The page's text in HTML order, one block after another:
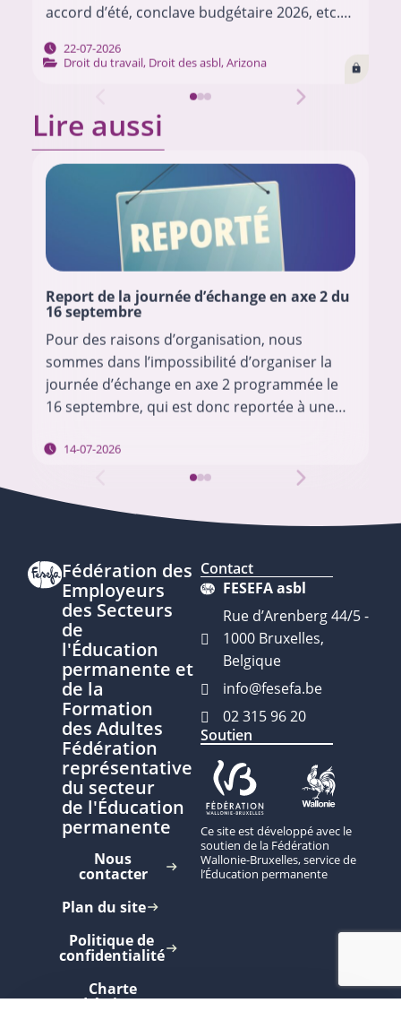
accord d’été, conclave budgétaire 2026, etc.)
Chacun de ces…
22-07-2026
Droit du travail, Droit des asbl, Arizona
Lire aussi
Report de la journée d’échange en axe 2 du
16 septembre
Pour des raisons d’organisation, nous
sommes dans l’impossibilité d’organiser la
journée d’échange en axe 2 programmée le
16 septembre, qui est donc reportée à une
courant des modalités en…
14-07-2026
Fédération des
Employeurs
des Secteurs
de
l'Éducation
permanente et
de la
Formation
des Adultes
Fédération
représentative
du secteur
de l'Éducation
permanente
Nous
contacter
Plan du site
Politique de
confidentialité
Charte
d'écriture
Contact
FESEFA asbl
Rue d’Arenberg 44/5 -
1000 Bruxelles,
Belgique
info@fesefa.be
02 315 96 20
Soutien
Ce site est développé avec le
soutien de la Fédération
Wallonie-Bruxelles, service de
l’Éducation permanente